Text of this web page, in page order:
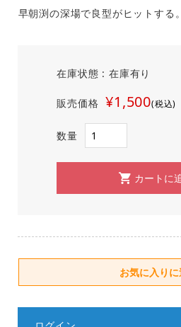
早朝渕の深場で良型がヒットする。
在庫状態 : 在庫有り
販売価格 ¥1,500(税込)
数量